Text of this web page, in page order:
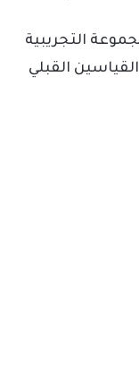
التجريبية
القبلي